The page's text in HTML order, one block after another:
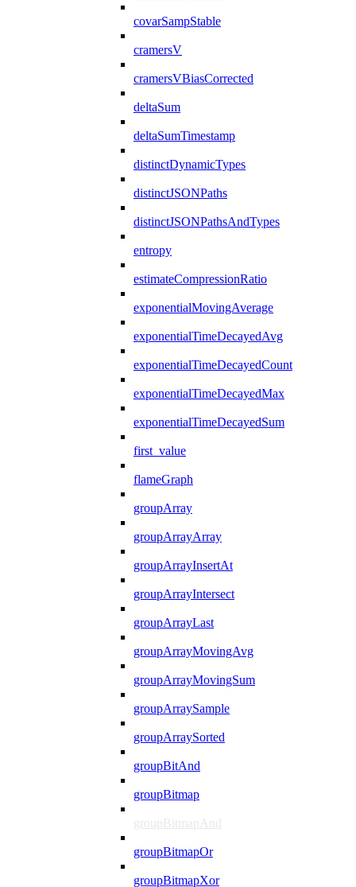
covarSampStable
cramersV
cramersVBiasCorrected
deltaSum
deltaSumTimestamp
distinctDynamicTypes
distinctJSONPaths
distinctJSONPathsAndTypes
entropy
estimateCompressionRatio
exponentialMovingAverage
exponentialTimeDecayedAvg
exponentialTimeDecayedCount
exponentialTimeDecayedMax
exponentialTimeDecayedSum
first_value
flameGraph
groupArray
groupArrayArray
groupArrayInsertAt
groupArrayIntersect
groupArrayLast
groupArrayMovingAvg
groupArrayMovingSum
groupArraySample
groupArraySorted
groupBitAnd
groupBitmap
groupBitmapAnd
groupBitmapOr
groupBitmapXor